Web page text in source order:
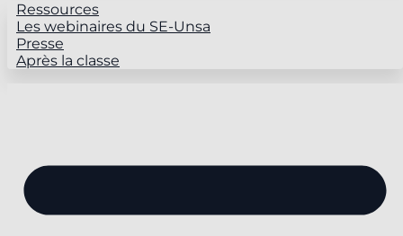
Ressources
Les webinaires du SE-Unsa
Presse
Après la classe